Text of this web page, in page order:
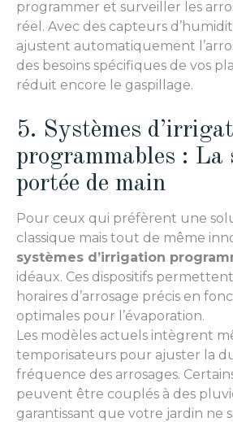
programmer et surveiller les
réel. Avec des capteurs
ajustent automatiquement
des besoins spécifiques de vos
réduit encore le gaspillage.
5. Systèmes
programmables : La
portée de main
Pour ceux qui préfèrent une
classique mais tout de même
systèmes d’irrigation
idéaux. Ces dispositifs
horaires d’arrosage précis en
optimales pour l’évaporation.
Les modèles actuels intègrent
temporisateurs pour ajuster la
fréquence des arrosages.
peuvent être couplés à des
garantissant que votre jardin ne